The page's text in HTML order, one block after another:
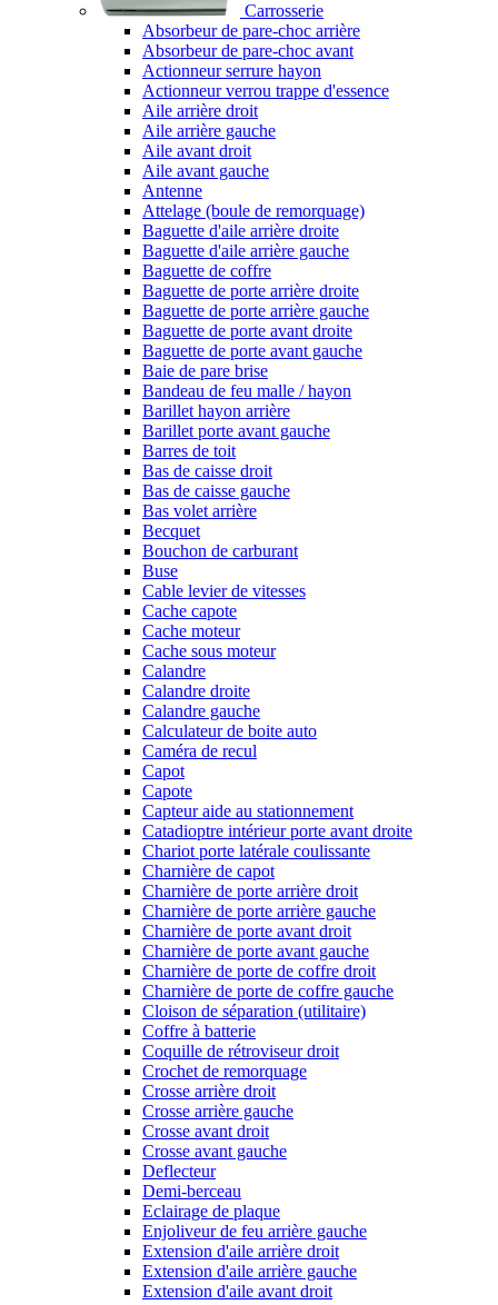
Carrosserie
Absorbeur de pare-choc arrière
Absorbeur de pare-choc avant
Actionneur serrure hayon
Actionneur verrou trappe d'essence
Aile arrière droit
Aile arrière gauche
Aile avant droit
Aile avant gauche
Antenne
Attelage (boule de remorquage)
Baguette d'aile arrière droite
Baguette d'aile arrière gauche
Baguette de coffre
Baguette de porte arrière droite
Baguette de porte arrière gauche
Baguette de porte avant droite
Baguette de porte avant gauche
Baie de pare brise
Bandeau de feu malle / hayon
Barillet hayon arrière
Barillet porte avant gauche
Barres de toit
Bas de caisse droit
Bas de caisse gauche
Bas volet arrière
Becquet
Bouchon de carburant
Buse
Cable levier de vitesses
Cache capote
Cache moteur
Cache sous moteur
Calandre
Calandre droite
Calandre gauche
Calculateur de boite auto
Caméra de recul
Capot
Capote
Capteur aide au stationnement
Catadioptre intérieur porte avant droite
Chariot porte latérale coulissante
Charnière de capot
Charnière de porte arrière droit
Charnière de porte arrière gauche
Charnière de porte avant droit
Charnière de porte avant gauche
Charnière de porte de coffre droit
Charnière de porte de coffre gauche
Cloison de séparation (utilitaire)
Coffre à batterie
Coquille de rétroviseur droit
Crochet de remorquage
Crosse arrière droit
Crosse arrière gauche
Crosse avant droit
Crosse avant gauche
Deflecteur
Demi-berceau
Eclairage de plaque
Enjoliveur de feu arrière gauche
Extension d'aile arrière droit
Extension d'aile arrière gauche
Extension d'aile avant droit